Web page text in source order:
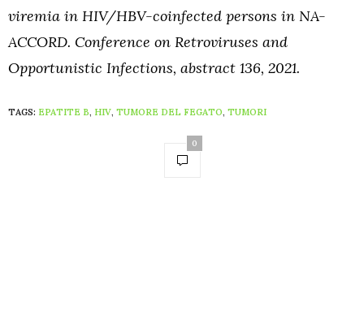
viremia in HIV/HBV-coinfected persons in NA-
ACCORD. Conference on Retroviruses and
Opportunistic Infections, abstract 136, 2021.
TAGS: EPATITE B, HIV, TUMORE DEL FEGATO, TUMORI
0